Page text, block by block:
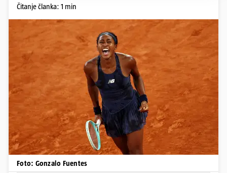
Čitanje članka: 1 min
Foto: Gonzalo Fuentes